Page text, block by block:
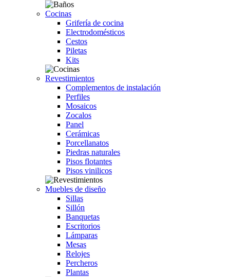
Cocinas
Grifería de cocina
Electrodomésticos
Cestos
Piletas
Kits
Revestimientos
Complementos de instalación
Perfiles
Mosaicos
Zocalos
Panel
Cerámicas
Porcellanatos
Piedras naturales
Pisos flotantes
Pisos vinilicos
Muebles de diseño
Sillas
Sillón
Banquetas
Escritorios
Lámparas
Mesas
Relojes
Percheros
Plantas